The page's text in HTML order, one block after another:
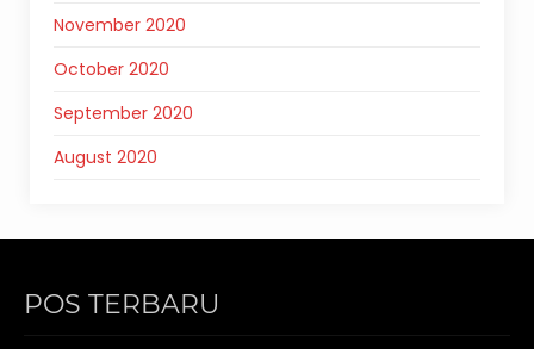
November 2020
October 2020
September 2020
August 2020
POS TERBARU